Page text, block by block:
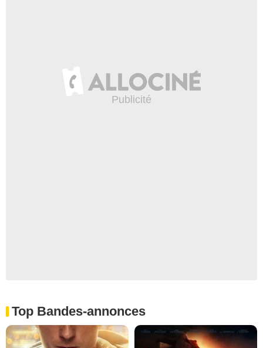
Top Bandes-annonces